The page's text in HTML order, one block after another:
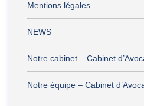
Mentions légales
NEWS
Notre cabinet – Cabinet
Notre équipe – Cabinet